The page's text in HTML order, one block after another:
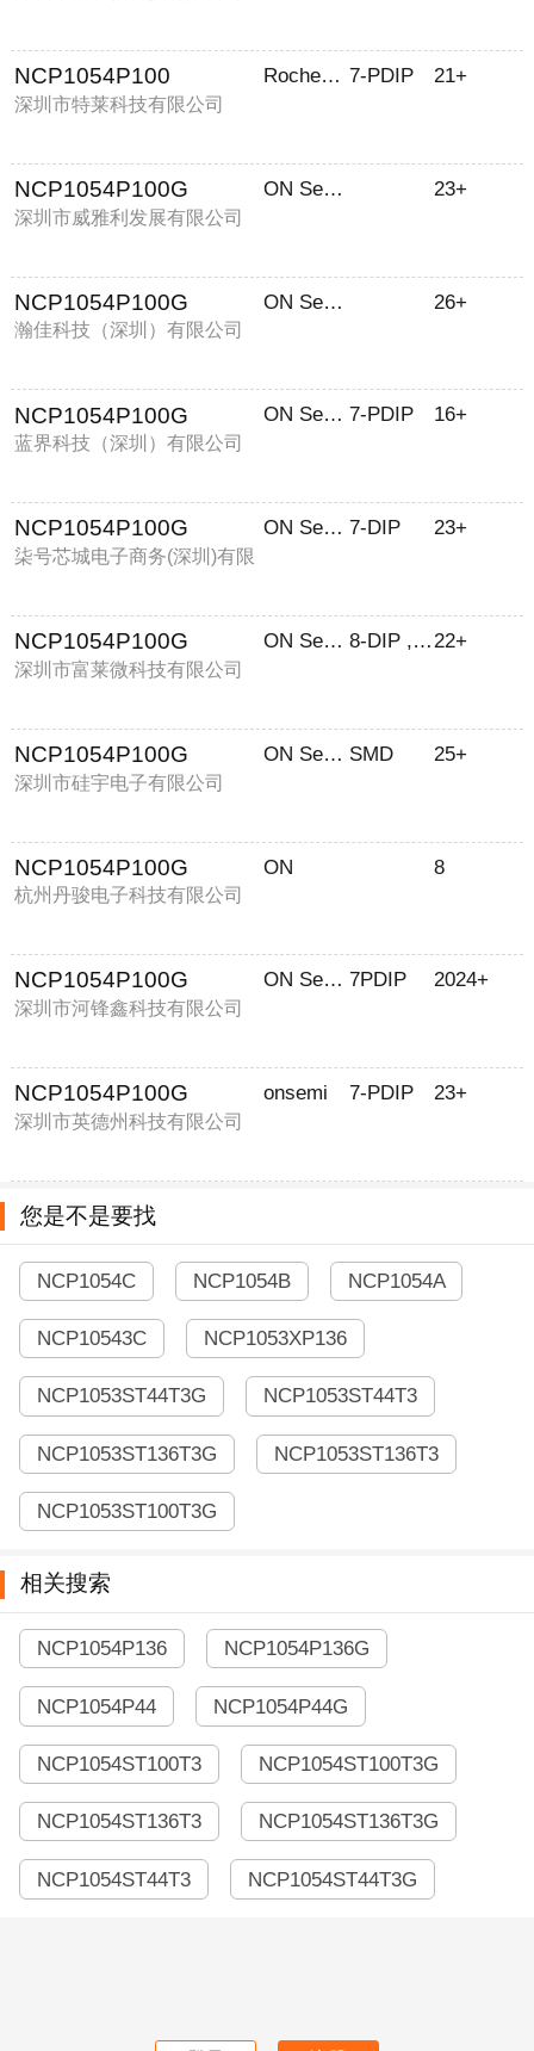
NCP1054P100
深圳市特莱科技有限公司
Rochester Electronics, LLC 7-PDIP 21+
NCP1054P100G
深圳市威雅利发展有限公司
ON Semiconductor 23+
NCP1054P100G
瀚佳科技（深圳）有限公司
ON Semiconductor 26+
NCP1054P100G
蓝界科技（深圳）有限公司
ON Semiconductor 7-PDIP 16+
NCP1054P100G
柒号芯城电子商务(深圳)有限
ON Semiconductor 7-DIP 23+
NCP1054P100G
深圳市富莱微科技有限公司
ON Semiconductor 8-DIP , 7 Leads22+
NCP1054P100G
深圳市硅宇电子有限公司
ON Semiconductor(安森美) SMD 25+
NCP1054P100G
杭州丹骏电子科技有限公司
ON 8
NCP1054P100G
深圳市河锋鑫科技有限公司
ON Semiconductor 7PDIP 2024+
NCP1054P100G
深圳市英德州科技有限公司
onsemi 7-PDIP 23+
您是不是要找
NCP1054C NCP1054B NCP1054A
NCP10543C NCP1053XP136
NCP1053ST44T3G NCP1053ST44T3
NCP1053ST136T3G NCP1053ST136T3
NCP1053ST100T3G
相关搜索
NCP1054P136 NCP1054P136G
NCP1054P44 NCP1054P44G
NCP1054ST100T3 NCP1054ST100T3G
NCP1054ST136T3 NCP1054ST136T3G
NCP1054ST44T3 NCP1054ST44T3G